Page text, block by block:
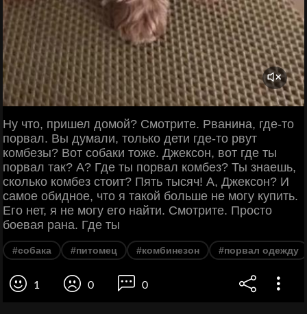
Ну что, пришел домой? Смотрите. Рванина, где-то
порвал. Вы думали, только дети где-то рвут
комбезы? Вот собаки тоже. Джексон, вот где ты
порвал так? А? Где ты порвал комбез? Ты знаешь,
сколько комбез стоит? Пять тысяч! А, Джексон? И
самое обидное, что я такой больше не могу купить.
Его нет, я не могу его найти. Смотрите. Просто
боевая рана. Где ты
#собака #питомец #комбинезон #порвал одежду
1 0 0